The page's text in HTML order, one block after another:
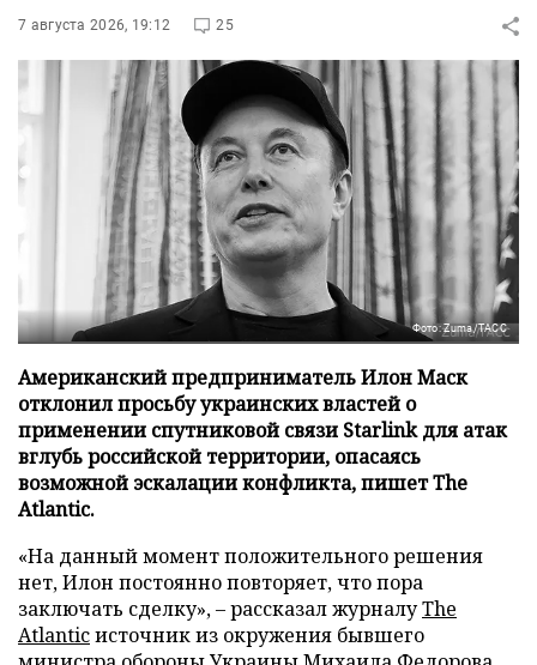
7 августа 2026, 19:12 25
Фото: Zuma/ТАСС
Американский предприниматель Илон Маск
отклонил просьбу украинских властей о
применении спутниковой связи Starlink для атак
вглубь российской территории, опасаясь
возможной эскалации конфликта, пишет The
Atlantic.
«На данный момент положительного решения
нет, Илон постоянно повторяет, что пора
заключать сделку», – рассказал журналуThe
Atlanticисточник из окружения бывшего